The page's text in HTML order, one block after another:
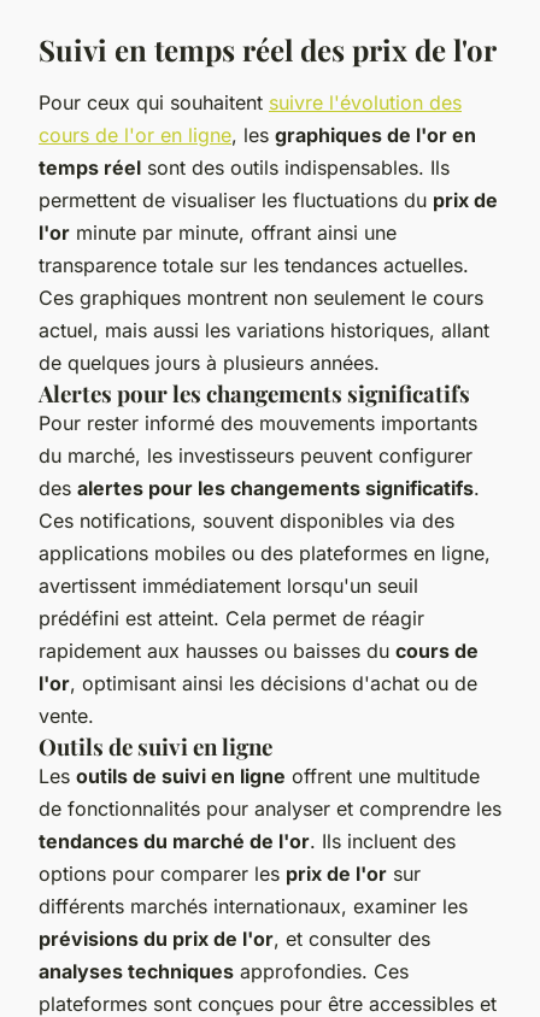
Suivi en temps réel des prix de l'or
Pour ceux qui souhaitent suivre l'évolution des
cours de l'or en ligne, les graphiques de l'or en
temps réel sont des outils indispensables. Ils
permettent de visualiser les fluctuations du prix de
l'or minute par minute, offrant ainsi une
transparence totale sur les tendances actuelles.
Ces graphiques montrent non seulement le cours
actuel, mais aussi les variations historiques, allant
de quelques jours à plusieurs années.
Alertes pour les changements significatifs
Pour rester informé des mouvements importants
du marché, les investisseurs peuvent configurer
des alertes pour les changements significatifs.
Ces notifications, souvent disponibles via des
applications mobiles ou des plateformes en ligne,
avertissent immédiatement lorsqu'un seuil
prédéfini est atteint. Cela permet de réagir
rapidement aux hausses ou baisses du cours de
l'or, optimisant ainsi les décisions d'achat ou de
vente.
Outils de suivi en ligne
Les outils de suivi en ligne offrent une multitude
de fonctionnalités pour analyser et comprendre les
tendances du marché de l'or. Ils incluent des
options pour comparer les prix de l'or sur
différents marchés internationaux, examiner les
prévisions du prix de l'or, et consulter des
analyses techniques approfondies. Ces
plateformes sont conçues pour être accessibles et